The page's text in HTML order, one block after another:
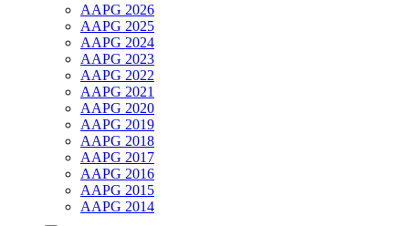
AAPG 2026
AAPG 2025
AAPG 2024
AAPG 2023
AAPG 2022
AAPG 2021
AAPG 2020
AAPG 2019
AAPG 2018
AAPG 2017
AAPG 2016
AAPG 2015
AAPG 2014